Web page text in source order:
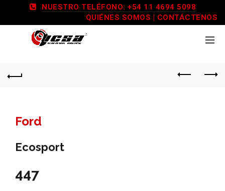
NUESTRO TELÉFONO: +54 11 4694 5098
QUIÉNES SOMOS | CONTÁCTENOS
Ford
Ecosport
447